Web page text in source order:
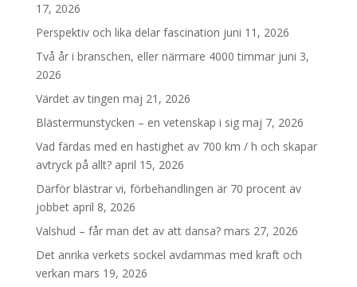
17, 2026
Perspektiv och lika delar fascination juni 11, 2026
Två år i branschen, eller närmare 4000 timmar juni 3,
2026
Värdet av tingen maj 21, 2026
Blästermunstycken – en vetenskap i sig maj 7, 2026
Vad färdas med en hastighet av 700 km / h och skapar
avtryck på allt? april 15, 2026
Därför blästrar vi, förbehandlingen är 70 procent av
jobbet april 8, 2026
Valshud – får man det av att dansa? mars 27, 2026
Det anrika verkets sockel avdammas med kraft och
verkan mars 19, 2026